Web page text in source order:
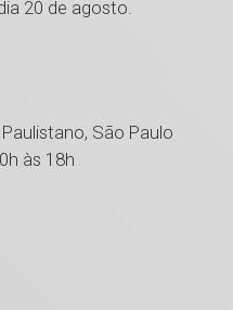
20 de agosto.
São Paulo
às 18h